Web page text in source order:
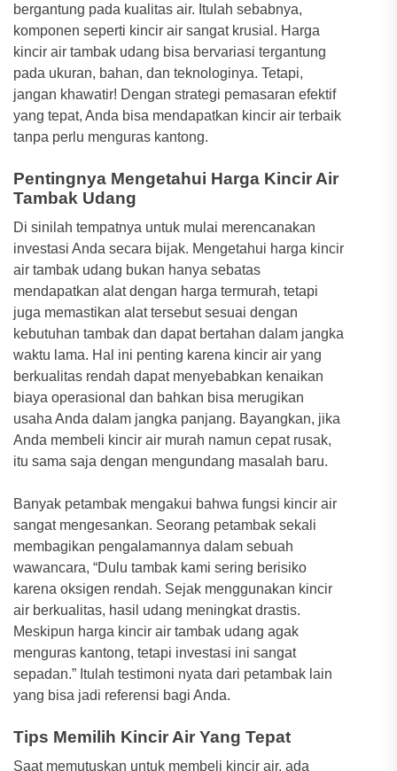
bergantung pada kualitas air. Itulah sebabnya,
komponen seperti kincir air sangat krusial. Harga
kincir air tambak udang bisa bervariasi tergantung
pada ukuran, bahan, dan teknologinya. Tetapi,
jangan khawatir! Dengan strategi pemasaran efektif
yang tepat, Anda bisa mendapatkan kincir air terbaik
tanpa perlu menguras kantong.
Pentingnya Mengetahui Harga Kincir Air
Tambak Udang
Di sinilah tempatnya untuk mulai merencanakan
investasi Anda secara bijak. Mengetahui harga kincir
air tambak udang bukan hanya sebatas
mendapatkan alat dengan harga termurah, tetapi
juga memastikan alat tersebut sesuai dengan
kebutuhan tambak dan dapat bertahan dalam jangka
waktu lama. Hal ini penting karena kincir air yang
berkualitas rendah dapat menyebabkan kenaikan
biaya operasional dan bahkan bisa merugikan
usaha Anda dalam jangka panjang. Bayangkan, jika
Anda membeli kincir air murah namun cepat rusak,
itu sama saja dengan mengundang masalah baru.
Banyak petambak mengakui bahwa fungsi kincir air
sangat mengesankan. Seorang petambak sekali
membagikan pengalamannya dalam sebuah
wawancara, “Dulu tambak kami sering berisiko
karena oksigen rendah. Sejak menggunakan kincir
air berkualitas, hasil udang meningkat drastis.
Meskipun harga kincir air tambak udang agak
menguras kantong, tetapi investasi ini sangat
sepadan.” Itulah testimoni nyata dari petambak lain
yang bisa jadi referensi bagi Anda.
Tips Memilih Kincir Air Yang Tepat
Saat memutuskan untuk membeli kincir air, ada